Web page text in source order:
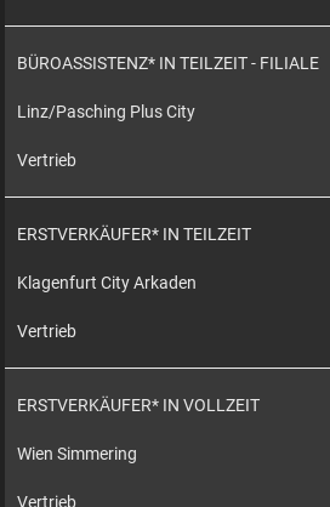
BÜROASSISTENZ* IN TEILZEIT - FILIALE
Linz/Pasching Plus City
Vertrieb
ERSTVERKÄUFER* IN TEILZEIT
Klagenfurt City Arkaden
Vertrieb
ERSTVERKÄUFER* IN VOLLZEIT
Wien Simmering
Vertrieb